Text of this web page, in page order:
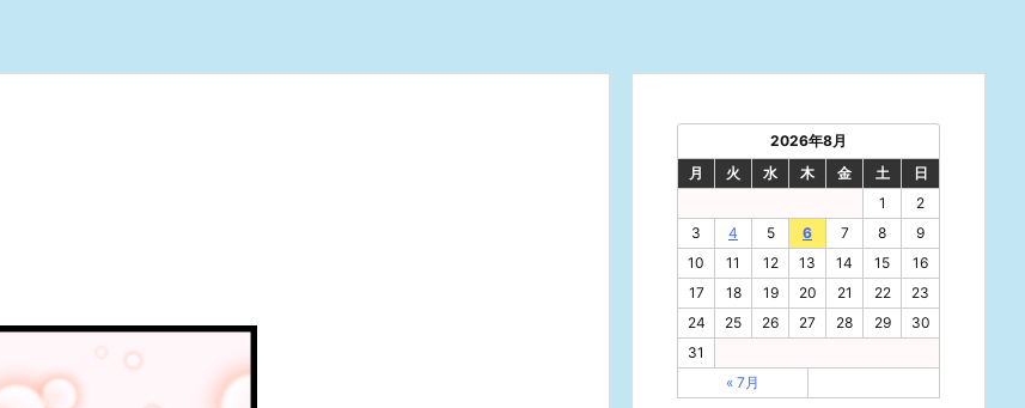
2026年8月
月
火 水 木 金 土
日
1
2
3
4 5 6 7 8
9
10
11 12 13 14 15
16
17
18 19 20 21 22
23
24
25 26 27 28 29
30
31
« 7月